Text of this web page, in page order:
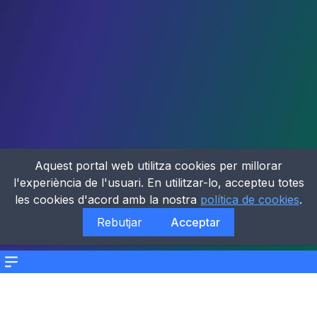
Menu
Aquest portal web utilitza cookies per millorar
l'experiència de l'usuari. En utilitzar-lo, accepteu totes
les cookies d'acord amb la nostra política de cookies.
Rebutjar
Acceptar